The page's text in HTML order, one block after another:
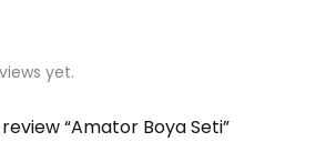
yet.
“Amator Boya Seti”